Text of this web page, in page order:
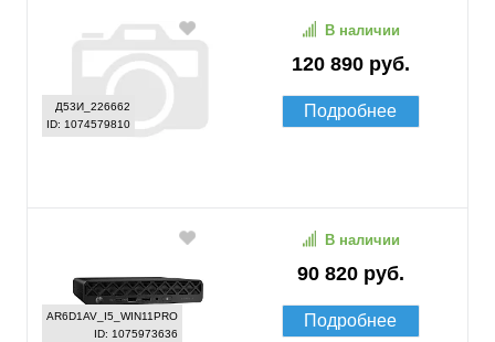
Д53И_226662
ID: 1074579810
120 890 руб.
В наличии
Подробнее
AR6D1AV_I5_WIN11PRO
ID: 1075973636
90 820 руб.
В наличии
Подробнее